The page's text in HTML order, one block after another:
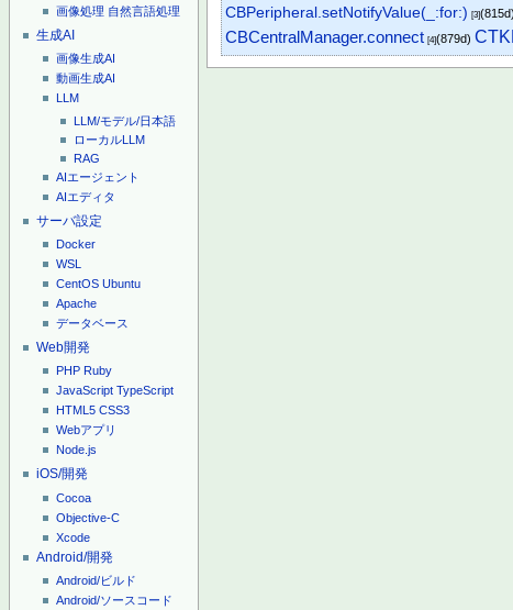
画像処理 自然言語処理
生成AI
画像生成AI
動画生成AI
LLM
LLM/モデル/日本語
ローカルLLM
RAG
AIエージェント
AIエディタ
サーバ設定
Docker
WSL
CentOS Ubuntu
Apache
データベース
Web開発
PHP Ruby
JavaScript TypeScript
HTML5 CSS3
Webアプリ
Node.js
iOS/開発
Cocoa
Objective-C
Xcode
Android/開発
Android/ビルド
Android/ソースコード
CBPeripheral.setNotifyValue(_:for:) [3]
CBCentralManager.connect [4](879d)